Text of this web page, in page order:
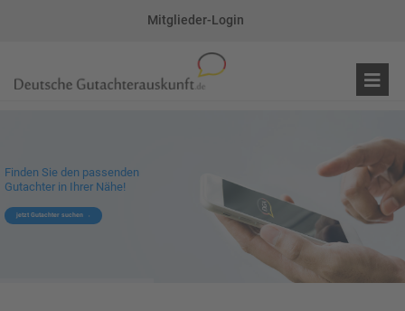
Mitglieder-Login
Finden Sie den passenden
Gutachter in Ihrer Nähe!
jetzt Gutachter suchen